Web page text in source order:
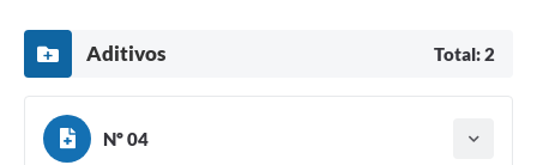
Aditivos Total: 2
Nº 04